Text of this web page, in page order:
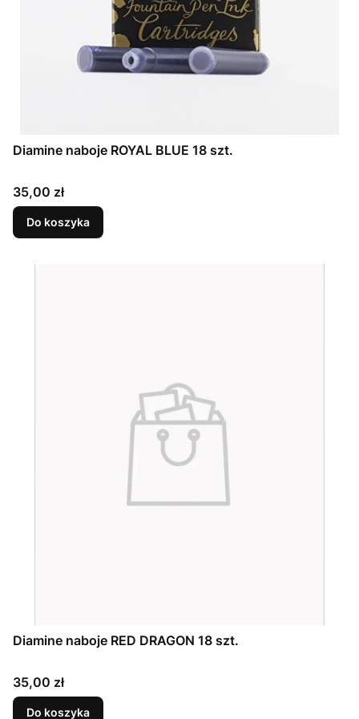
Diamine naboje ROYAL BLUE 18 szt.
Cena
35,00 zł
Do koszyka
Diamine naboje RED DRAGON 18 szt.
Cena
35,00 zł
Do koszyka